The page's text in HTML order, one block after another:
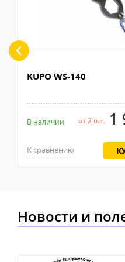
KUPO WS-140
В наличии от 2 шт.1
К сравнению
Новости и